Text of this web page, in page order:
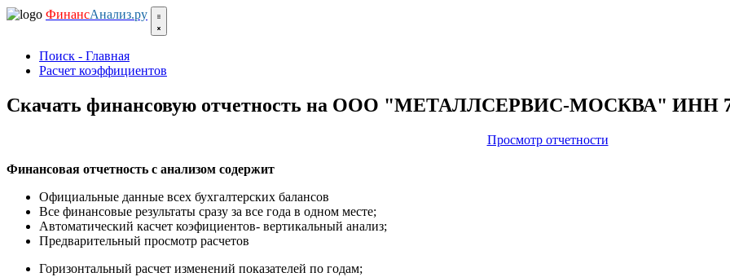
ФинансАнализ.ру
Поиск - Главная
Расчет коэффициентов
Скачать финансовую отчетность на ООО "МЕТАЛЛСЕРВИС-МОСКВА" ИНН
Просмотр отчетности
Финансовая отчетность с анализом содержит
Официальные данные всех бухгалтерских балансов
Все финансовые результаты сразу за все года в одном месте;
Автоматический касчет коэфициентов- вертикальный анализ;
Предварительный просмотр расчетов
Горизонтальный расчет изменений показателей по годам;